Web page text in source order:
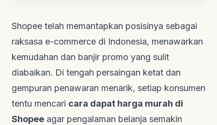
Shopee telah memantapkan posisinya sebagai
raksasa e-commerce di Indonesia, menawarkan
kemudahan dan banjir promo yang sulit
diabaikan. Di tengah persaingan ketat dan
gempuran penawaran menarik, setiap konsumen
tentu mencari cara dapat harga murah di
Shopee agar pengalaman belanja semakin